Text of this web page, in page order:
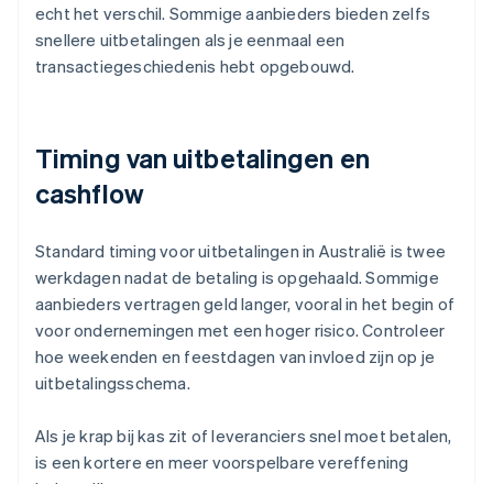
echt het verschil. Sommige aanbieders bieden zelfs
snellere uitbetalingen als je eenmaal een
transactiegeschiedenis hebt opgebouwd.
Timing van uitbetalingen en
cashflow
Standard timing voor uitbetalingen in Australië is twee
werkdagen nadat de betaling is opgehaald. Sommige
aanbieders vertragen geld langer, vooral in het begin of
voor ondernemingen met een hoger risico. Controleer
hoe weekenden en feestdagen van invloed zijn op je
uitbetalingsschema.
Als je krap bij kas zit of leveranciers snel moet betalen,
is een kortere en meer voorspelbare vereffening